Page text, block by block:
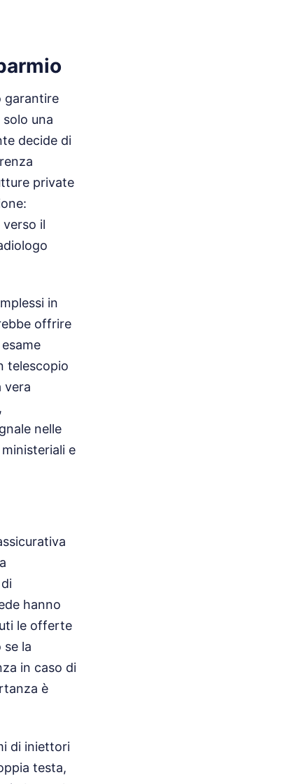
garantire
una
decide di
private
il
in
offrire
telescopio
vera
nelle
e
hanno
le offerte
la
in caso di
è
di iniettori
testa,